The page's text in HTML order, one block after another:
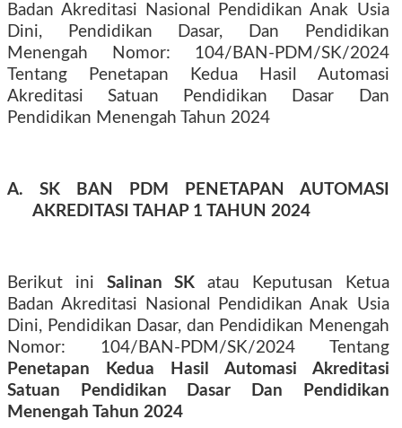
Badan Akreditasi Nasional Pendidikan Anak Usia
Dini, Pendidikan Dasar, Dan Pendidikan
Menengah Nomor: 104/BAN-PDM/SK/2024
Tentang Penetapan Kedua Hasil Automasi
Akreditasi Satuan Pendidikan Dasar Dan
Pendidikan Menengah Tahun 2024
A. SK BAN PDM PENETAPAN AUTOMASI
AKREDITASI TAHAP 1 TAHUN 2024
Berikut ini Salinan SK atau Keputusan Ketua
Badan Akreditasi Nasional Pendidikan Anak Usia
Dini, Pendidikan Dasar, dan Pendidikan Menengah
Nomor: 104/BAN-PDM/SK/2024 Tentang
Penetapan Kedua Hasil Automasi Akreditasi
Satuan Pendidikan Dasar Dan Pendidikan
Menengah Tahun 2024